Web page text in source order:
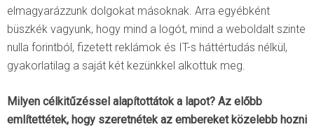
elmagyarázzunk dolgokat másoknak. Arra egyébként
büszkék vagyunk, hogy mind a logót, mind a weboldalt szinte
nulla forintból, fizetett reklámok és IT-s háttértudás nélkül,
gyakorlatilag a saját két kezünkkel alkottuk meg.
Milyen célkitűzéssel alapítottátok a lapot? Az előbb
említettétek, hogy szeretnétek az embereket közelebb hozni